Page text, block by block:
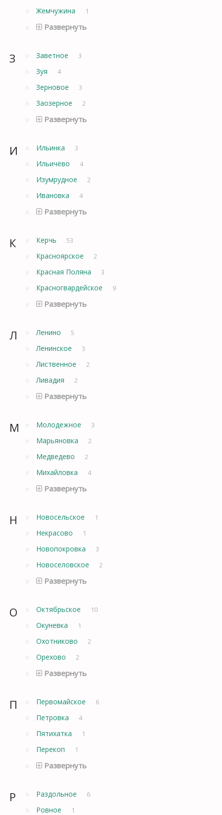
Жемчужина 1
Развернуть
З Заветное 3
Зуя 4
Зерновое 3
Заозерное 2
Развернуть
И Ильинка 3
Ильичёво 4
Изумрудное 2
Ивановка 4
Развернуть
К Керчь 53
Красноярское 2
Красная Поляна 3
Красногвардейское 9
Развернуть
Л Ленино 5
Ленинское 3
Лиственное 2
Ливадия 2
Развернуть
М Молодежное 3
Марьяновка 2
Медведево 2
Михайловка 4
Развернуть
Н Новосельское 1
Некрасово 1
Новопокровка 3
Новоселовское 2
Развернуть
О Октябрьское 10
Окуневка 1
Охотниково 2
Орехово 2
Развернуть
П Первомайское 6
Петровка 4
Пятихатка 1
Перекоп 1
Развернуть
Р Раздольное 6
Ровное 1